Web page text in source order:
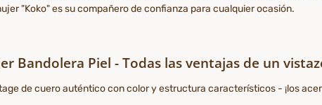
"Koko" es su compañero de confianza para cualquier ocasión.
Bandolera Piel - Todas las ventajas de un
de cuero auténtico con color y estructura característicos - ¡los